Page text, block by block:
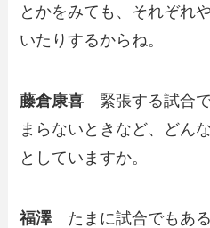
とかをみても、それぞれ
いたりするからね。
藤倉康喜 緊張する試合
まらないときなど、どん
としていますか。
福澤 たまに試合でもあ